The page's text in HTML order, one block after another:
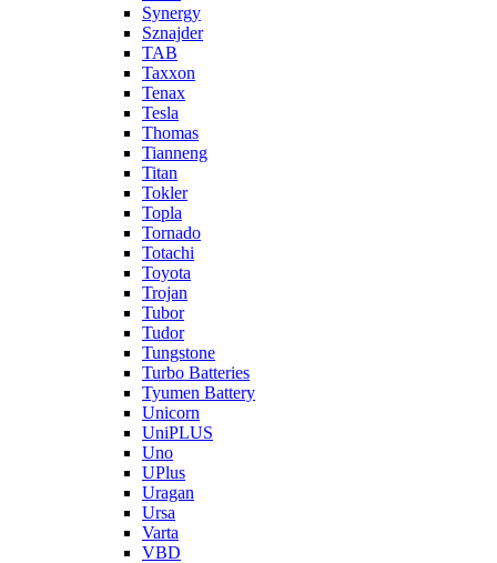
Synergy
Sznajder
TAB
Taxxon
Tenax
Tesla
Thomas
Tianneng
Titan
Tokler
Topla
Tornado
Totachi
Toyota
Trojan
Tubor
Tudor
Tungstone
Turbo Batteries
Tyumen Battery
Unicorn
UniPLUS
Uno
UPlus
Uragan
Ursa
Varta
VBD